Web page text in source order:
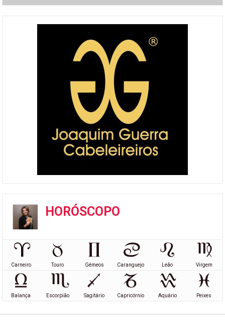
HORÓSCOPO
Carneiro Touro Gémeos Caranguejo Leão Virgem
Balança Escorpião Sagitário Capricórnio Aquário Peixes